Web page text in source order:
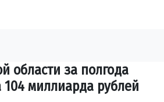
области за полгода
миллиарда рублей